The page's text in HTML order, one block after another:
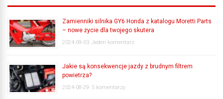
Zamienniki silnika GY6 Honda z katalogu Moretti Parts
– nowe życie dla twojego skutera
2024-09-03 Jeden komentarz
Jakie są konsekwencje jazdy z brudnym filtrem
powietrza?
2024-08-29 5 komentarzy